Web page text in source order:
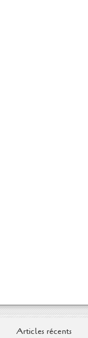
Articles récents